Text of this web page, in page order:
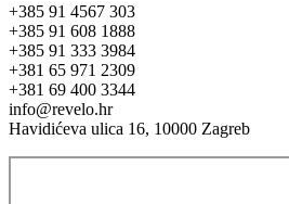
+385 91 4567 303
+385 91 608 1888
+385 91 333 3984
+381 65 971 2309
+381 69 400 3344
info@revelo.hr
Havidićeva ulica 16, 10000 Zagreb